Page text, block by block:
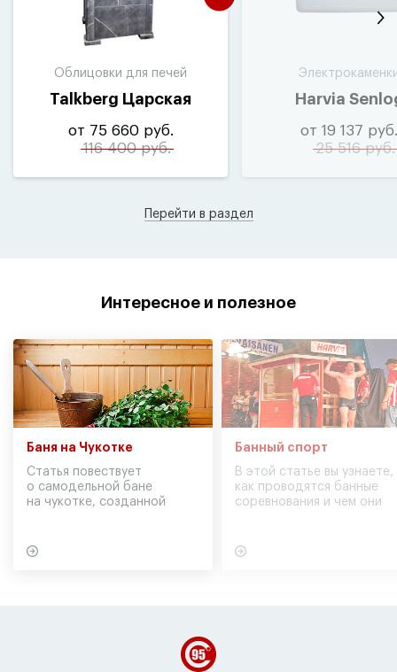
Облицовки для печей
Talkberg Царская
от 75 660 руб.
116 400 руб.
Harvia
от 19 137 руб.
25 516 руб.
Перейти в раздел
Интересное и полезное
Баня на Чукотке
Статья повествует
о самодельной бане
на чукотке, созданной
Банный спорт
В этой статье вы узнаете,
как проводятся банные
соревнования и чем они